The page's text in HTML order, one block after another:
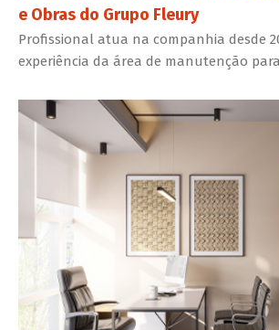
e Obras do Grupo Fleury
Profissional atua na companhia desde
experiência da área de manutenção